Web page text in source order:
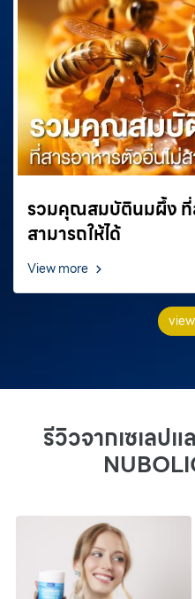
รวมคุณสมบัตินมผึ้ง ที่
สามารถให้ได้
View more
รีวิวจากเซเลป